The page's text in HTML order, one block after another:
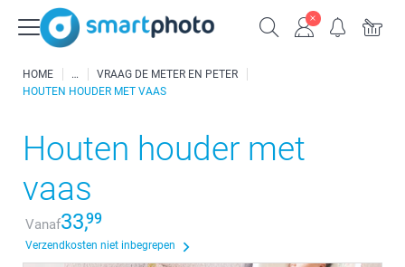
HOME
VRAAG DE METER EN PETER
HOUTEN HOUDER MET VAAS
Houten houder met
vaas
Vanaf33,99
Verzendkosten niet inbegrepen